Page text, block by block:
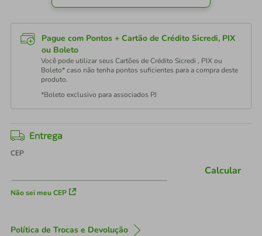
Pague com Pontos + Cartão de Crédito Sicredi, PIX
ou Boleto
Você pode utilizar seus Cartões de Crédito Sicredi , PIX ou
Boleto* caso não tenha pontos suficientes para a compra deste
produto.
*Boleto exclusivo para associados PJ
Entrega
CEP
Não sei meu CEP
Calcular
Política de Trocas e Devolução